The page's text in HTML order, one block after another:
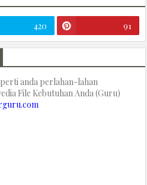
420 91
anda perlahan-lahan
File Kebutuhan Anda (Guru)